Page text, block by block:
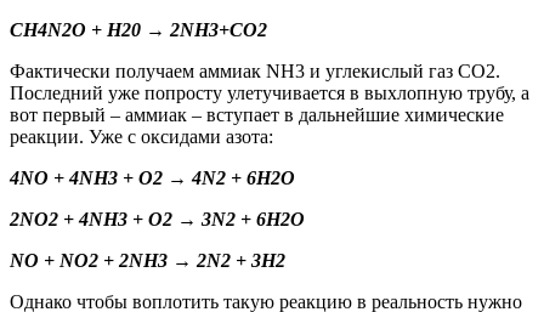
CH4N2O + H20 → 2NH3+CO2
Фактически получаем аммиак NH3 и углекислый газ CО2.
Последний уже попросту улетучивается в выхлопную трубу, а
вот первый – аммиак – вступает в дальнейшие химические
реакции. Уже с оксидами азота:
4NO + 4NH3 + O2 → 4N2 + 6H2O
2NO2 + 4NH3 + O2 → 3N2 + 6H2O
NO + NO2 + 2NH3 → 2N2 + 3H2
Однако чтобы воплотить такую реакцию в реальность нужно